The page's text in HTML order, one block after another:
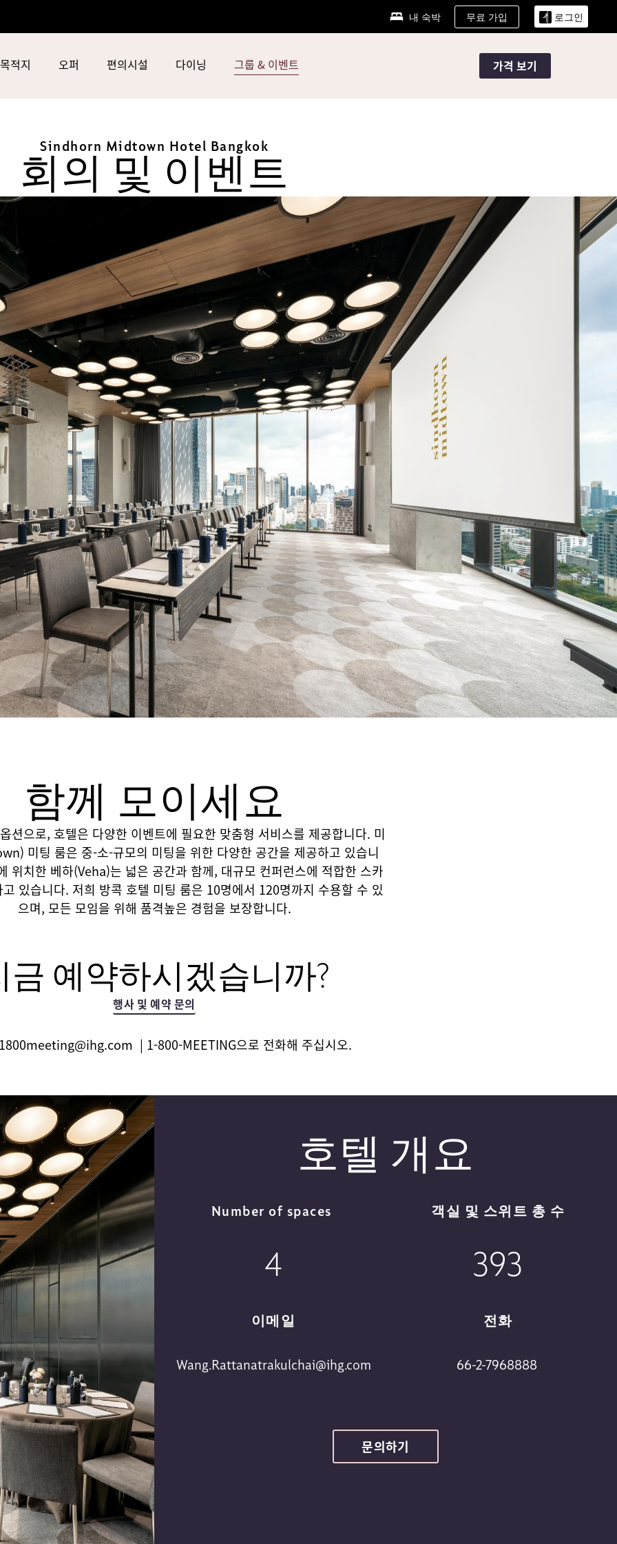
내 숙박 무료 가입 로그인
목적지 오퍼 편의시설 다이닝 그룹 & 이벤트 가격 보기
Sindhorn Midtown Hotel Bangkok
회의 및 이벤트
함께 모이세요
션으로, 호텔은 다양한 이벤트에 필요한 맞춤형 서비스를 제공합니다. 미
미팅 룸은 중-소-규모의 미팅을 위한 다양한 공간을 제공하고 있습니
위치한 베하(Veha)는 넓은 공간과 함께, 대규모 컨퍼런스에 적합한 스카
있습니다. 저희 방콕 호텔 미팅 룸은 10명에서 120명까지 수용할 수 있
으며, 모든 모임을 위해 품격높은 경험을 보장합니다.
금 예약하시겠습니까?
행사 및 예약 문의
| 1-800-MEETING으로 전화해 주십시오.
호텔 개요
Number of spaces
4
이메일
Wang.Rattanatrakulchai@ihg.com
객실 및 스위트 총 수
393
전화
66-2-7968888
문의하기